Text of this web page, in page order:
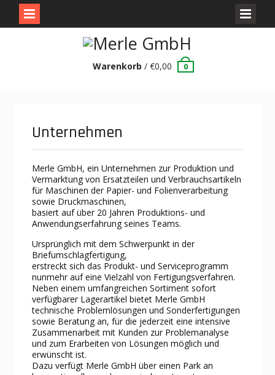
Warenkorb / €0,00 0
Unternehmen
Merle GmbH, ein Unternehmen zur Produktion und
Vermarktung von Ersatzteilen und Verbrauchsartikeln
für Maschinen der Papier- und Folienverarbeitung
sowie Druckmaschinen,
basiert auf über 20 Jahren Produktions- und
Anwendungserfahrung seines Teams.
Ursprünglich mit dem Schwerpunkt in der
Briefumschlagfertigung,
erstreckt sich das Produkt- und Serviceprogramm
nunmehr auf eine Vielzahl von Fertigungsverfahren.
Neben einem umfangreichen Sortiment sofort
verfügbarer Lagerartikel bietet Merle GmbH
technische Problemlösungen und Sonderfertigungen
sowie Beratung an, für die jederzeit eine intensive
Zusammenarbeit mit Kunden zur Problemanalyse
und zum Erarbeiten von Lösungen möglich und
erwünscht ist.
Dazu verfügt Merle GmbH über einen Park an